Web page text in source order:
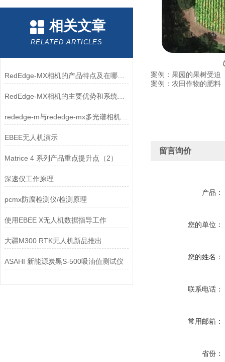
相关文章
RELATED ARTICLES
RedEdge-MX相机的产品特点及在哪些方面可以使用
RedEdge-MX相机的主要优势和系统特点
rededge-m与rededge-mx多光谱相机区别
EBEE无人机演示
Matrice 4 系列产品重点提升点（2）
深速仪工作原理
pcmx防腐检测仪/检测原理
使用EBEE X无人机数据指导工作
大疆M300 RTK无人机新品推出
ASAHI 新能源炭黑S-500吸油值测试仪
案例：果园的果树受迫
案例：农田作物的肥料
留言询价
产品：
您的单位：
您的姓名：
联系电话：
常用邮箱：
省份：